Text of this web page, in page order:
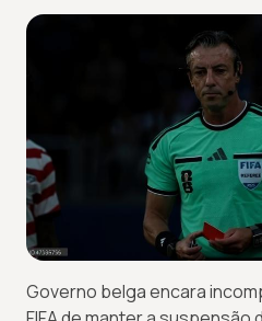
Governo belga encara